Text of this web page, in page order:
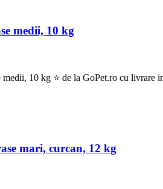
medii, 10 kg
10 kg ⭐ de la GoPet.ro cu livrare
mari, curcan, 12 kg